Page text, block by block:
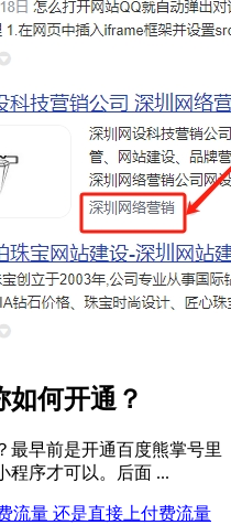
何开通？
最早前是开通百度熊掌号里
程序才可以。后面 ...
流量 还是直接上付费流量